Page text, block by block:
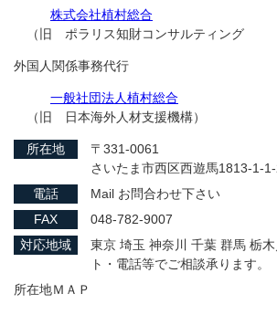
株式会社植村総合
（旧 ポラリス知財コンサルティング
外国人関係事務代行
一般社団法人植村総合
（旧 日本海外人材支援機構）
所在地
〒331-0061
さいたま市西区西遊馬1813-1-
電話
Mail お問合わせ下さい
FAX
048-782-9007
対応地域
東京 埼玉 神奈川 千葉 群馬 栃
ト・電話等でご相談承ります。
所在地ＭＡＰ